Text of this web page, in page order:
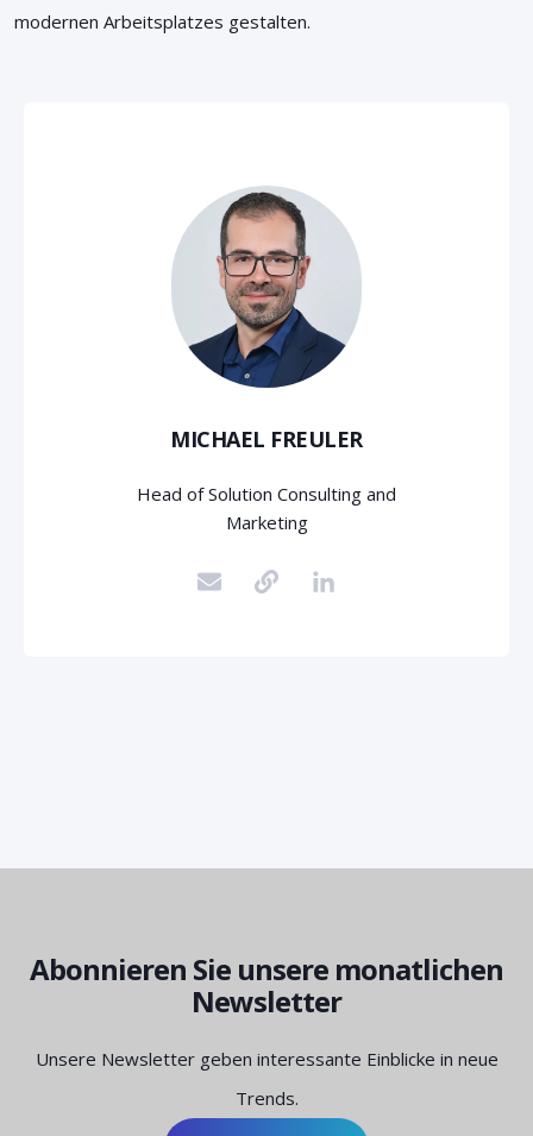
modernen Arbeitsplatzes gestalten.
MICHAEL FREULER
Head of Solution Consulting and
Marketing
Abonnieren Sie unsere monatlichen
Newsletter
Unsere Newsletter geben interessante Einblicke in neue
Trends.